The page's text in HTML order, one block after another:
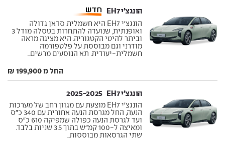
הונגצ'י EH7 ‏
הונגצ'י EH7 היא חשמלית סדאן גדולה
ואופנתית, שנועדה להתחרות בטסלה מודל 3
וביתר להיטי הקטגוריה. היא מציגה מראה
מודרני וגם מבוססת על פלטפורמה
חשמלית-יעודית. תא הנוסעים מרשים...
החל מ 199,900 ₪
הונגצ'י EH7 ‏ 2025-2025
הונגצ'י EH7 מוצעת עם מגוון רחב של מערכות
הנעה, החל מגרסת הנעה אחורית עם 340 כ"ס
ועד לגרסת הנעה כפולה שמפיקה 610 כ"ס
ומאיצה ל-100 קמ"ש בתוך 3.5 שניות בלבד.
שתי הגרסאות מבוססות...